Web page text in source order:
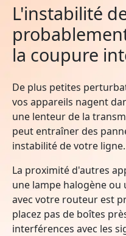
L'instabilité
la coupure
De plus petites
vos appareils nagent
une lenteur de la
peut entraîner des
instabilité de votre ligne.
La proximité d'autres
une lampe halogène ou
avec votre routeur est
placez pas de boîtes
interférences avec les